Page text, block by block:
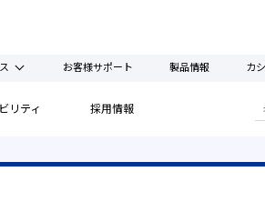
お客様サポート 製品情報 カ
リティ 採用情報